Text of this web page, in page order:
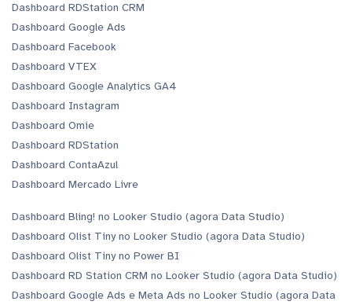
Dashboard RDStation CRM
Dashboard Google Ads
Dashboard Facebook
Dashboard VTEX
Dashboard Google Analytics GA4
Dashboard Instagram
Dashboard Omie
Dashboard RDStation
Dashboard ContaAzul
Dashboard Mercado Livre
Dashboard Bling! no Looker Studio (agora Data Studio)
Dashboard Olist Tiny no Looker Studio (agora Data Studio)
Dashboard Olist Tiny no Power BI
Dashboard RD Station CRM no Looker Studio (agora Data Studio)
Dashboard Google Ads e Meta Ads no Looker Studio (agora Data